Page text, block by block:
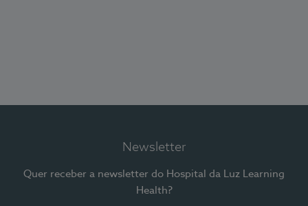
Newsletter
Quer receber a newsletter do Hospital da Luz Learning
Health?